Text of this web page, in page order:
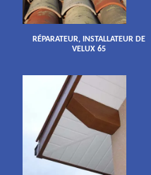
RÉPARATEUR, INSTALLATEUR DE
VELUX 65